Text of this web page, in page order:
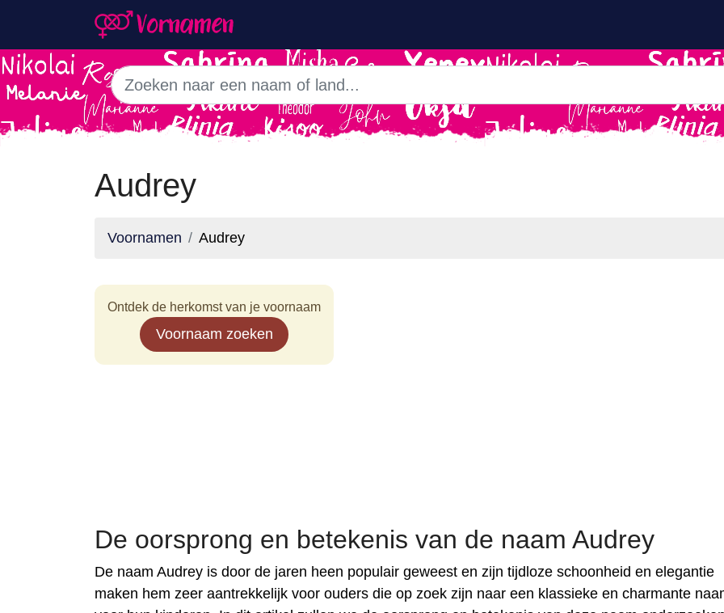
Audrey
Voornamen Audrey
Ontdek de herkomst van je voornaam
Voornaam zoeken
De oorsprong en betekenis van de naam Audrey
De naam Audrey is door de jaren heen populair geweest en zijn tijdloze schoonheid en elegantie
maken hem zeer aantrekkelijk voor ouders die op zoek zijn naar een klassieke en charmante